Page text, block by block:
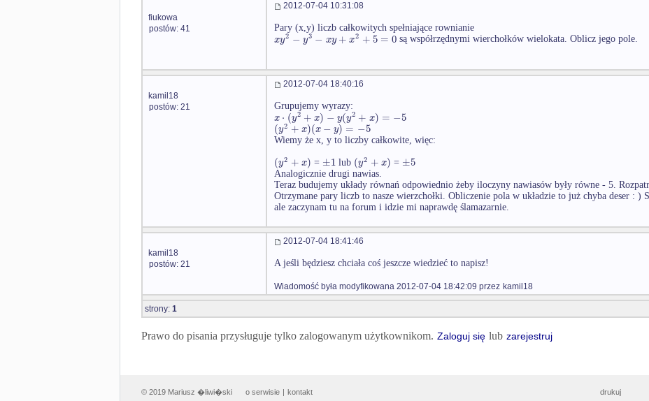
fiukowa
postów: 41
2012-07-04 10:31:08
Pary (x,y) liczb całkowitych spełniające rownianie
xy2 − y3 − xy +x2 +5 = 0 są współrzędnymi wierchołków wielokata. Oblicz jego pole.
kamil18
postów: 21
2012-07-04 18:40:16
Grupujemy wyrazy:
x⋅ (y2 + x) − y(y2 + x) = −5
(y2 +x)(x − y) = −5
Wiemy że x, y to liczby całkowite, więc:
(y2 +x) = ±1 lub (y2 +x) = ±5
Analogicznie drugi nawias.
Teraz budujemy układy równań odpowiednio żeby iloczyny nawiasów były równe - 5.
Otrzymane pary liczb to nasze wierzchołki. Obliczenie pola w układzie to już chyba deser : )
ale zaczynam tu na forum i idzie mi naprawdę ślamazarnie.
kamil18
postów: 21
2012-07-04 18:41:46
A jeśli będziesz chciała coś jeszcze wiedzieć to napisz!
Wiadomość była modyfikowana 2012-07-04 18:42:09 przez kamil18
strony: 1
Prawo do pisania przysługuje tylko zalogowanym użytkownikom. Zaloguj się lub zarejestruj
© 2019 Mariusz �liwi�ski o serwisie | kontakt drukuj